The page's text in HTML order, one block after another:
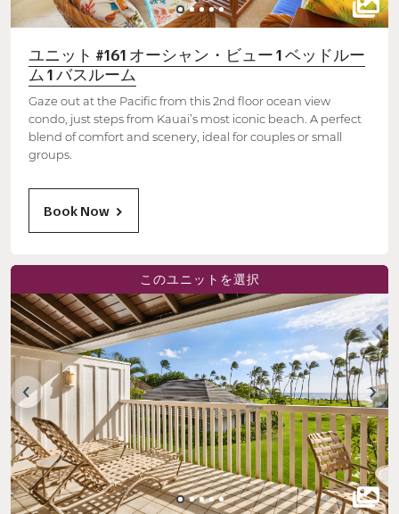
ユニット #161 オーシャン・ビュー 1 ベッドルー
ム 1 バスルーム
Gaze out at the Pacific from this 2nd floor ocean view
condo, just steps from Kauai’s most iconic beach. A perfect
blend of comfort and scenery, ideal for couples or small
groups.
Book Now
このユニットを選択